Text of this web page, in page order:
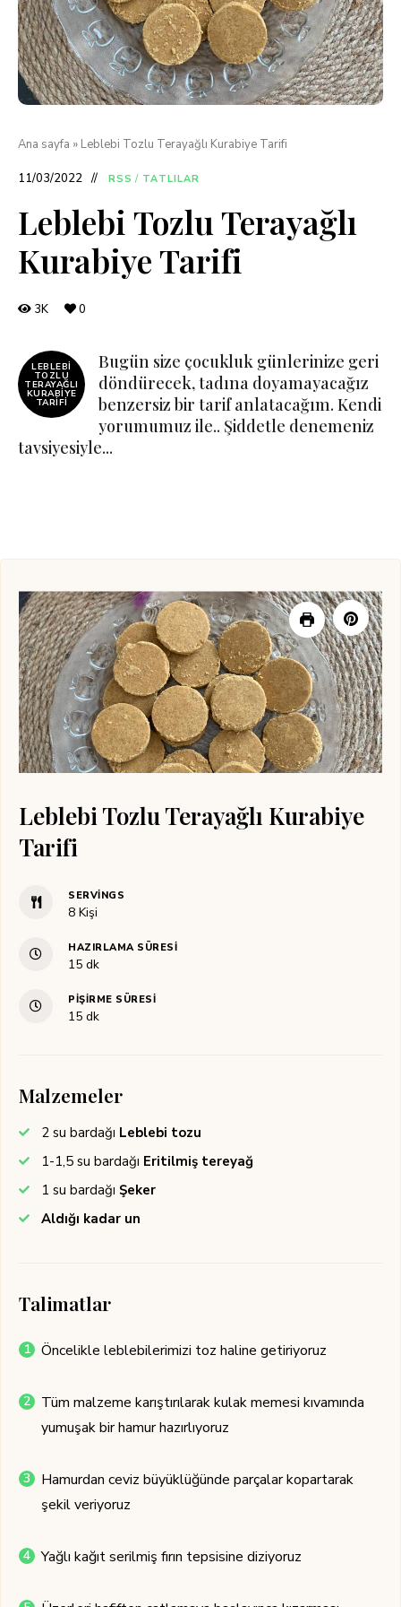
Ana sayfa » Leblebi Tozlu Terayağlı Kurabiye Tarifi
11/03/2022 RSS / TATLILAR
Leblebi Tozlu Terayağlı
Kurabiye Tarifi
3K 0
LEBLEBI
TOZLU
TERAYAĞLI
KURABIYE
TARIFI
Bugün size çocukluk günlerinize geri
döndürecek, tadına doyamayacağız
benzersiz bir tarif anlatacağım. Kendi
yorumumuz ile.. Şiddetle denemeniz
tavsiyesiyle...
Leblebi Tozlu Terayağlı Kurabiye
Tarifi
SERVINGS
8 Kişi
HAZIRLAMA SÜRESI
15dakika
dk
PIŞIRME SÜRESI
15dakika
dk
Malzemeler
2 su bardağı Leblebi tozu
1-1,5 su bardağı Eritilmiş tereyağ
1 su bardağı Şeker
Aldığı kadar un
Talimatlar
Öncelikle leblebilerimizi toz haline getiriyoruz
Tüm malzeme karıştırılarak kulak memesi kıvamında
yumuşak bir hamur hazırlıyoruz
Hamurdan ceviz büyüklüğünde parçalar kopartarak
şekil veriyoruz
Yağlı kağıt serilmiş fırın tepsisine diziyoruz